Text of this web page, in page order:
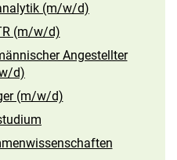
(m/w/d)
(m/w/d)
Angestellter
d)
(m/w/d)